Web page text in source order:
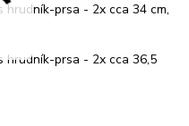
hrudník-prsa - 2x cca 34 cm,
hrudník-prsa - 2x cca 36,5